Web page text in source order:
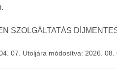
SZOLGÁLTATÁS
07. Utoljára módosítva: 2026. 08.